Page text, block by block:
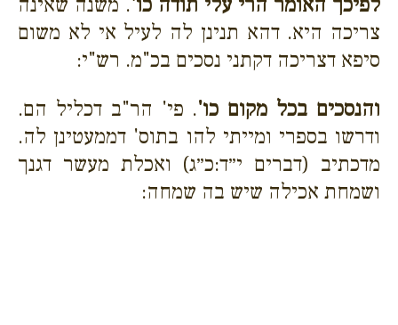
צריכה היא. דהא תנינן לה לעיל אי לא משום
סיפא דצריכה דקתני נסכים בכ"מ. רש"י:
והנסכים בכל מקום כו'. פי' הר"ב דכליל הם.
ודרשו בספרי ומייתי להו בתוס' דממעטינן לה.
מדכתיב (דברים י״ד:כ״ג) ואכלת מעשר דגנך
ושמחת אכילה שיש בה שמחה: